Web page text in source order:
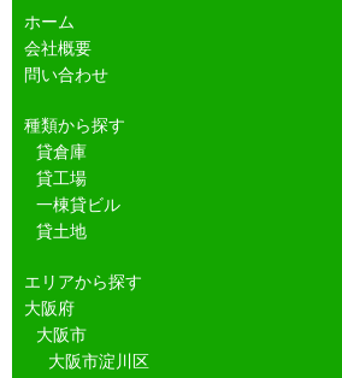
ホーム
会社概要
問い合わせ
種類から探す
貸倉庫
貸工場
一棟貸ビル
貸土地
エリアから探す
大阪府
大阪市
大阪市淀川区